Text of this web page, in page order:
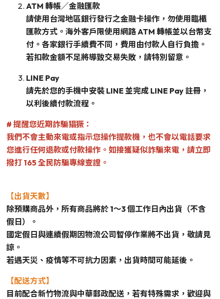
ATM 轉帳／金融匯款
請使用台灣地區銀行發行之金融卡操作，勿使用臨櫃
匯款方式。海外客戶限使用網路 ATM 轉帳並以台幣支
付。各家銀行手續費不同，費用由付款人自行負擔。
若扣款金額不足將導致交易失敗，請特別留意。
LINE Pay
請先於您的手機中安裝 LINE 並完成 LINE Pay 註冊，
以利後續付款流程。
# 提醒您近期詐騙猖獗：
我們不會主動來電或指示您操作提款機，也不會以電話要求
您進行任何退款或付款操作。如接獲疑似詐騙來電，請立即
撥打 165 全民防騙專線查證。
【出貨天數】
除預購商品外，所有商品將於 1～3 個工作日內出貨（不含
假日）。
國定假日與連續假期因物流公司暫停作業將不出貨，敬請見
諒。
若遇天災、疫情等不可抗力因素，出貨時間可能延後。
【配送方式】
目前配合新竹物流與中華郵政配送，若有特殊需求，歡迎與